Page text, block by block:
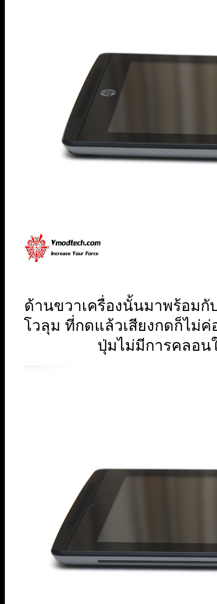
ด้านขวาเครื่องนั้นมาพร้อมกั
โวลุม ที่กดแล้วเสียงกดก็ไม่
ปุ่มไม่มีการคลอ